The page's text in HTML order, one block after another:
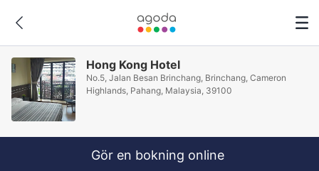
Hong Kong Hotel
No.5, Jalan Besan Brinchang, Brinchang, Cameron
Highlands, Pahang, Malaysia, 39100
Gör en bokning online